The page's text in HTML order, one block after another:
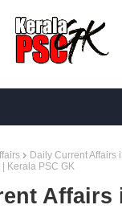
Daily Current Affairs
Kerala PSC GK
Affairs